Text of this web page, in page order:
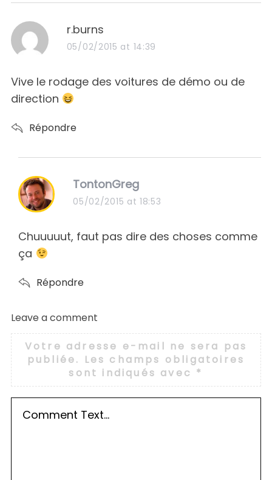
s
a
s
:
r.burns
05/02/2015 at 14:39
Vive le rodage des voitures de démo ou de
direction
Répondre
s
a
s
TontonGreg
05/02/2015 at 18:53
Chuuuuut, faut pas dire des choses comme
ça
Répondre
L
e
a
v
e
Leave a comment
Votre adresse e-mail ne sera pas
publiée. Les champs obligatoires
sont indiqués avec *